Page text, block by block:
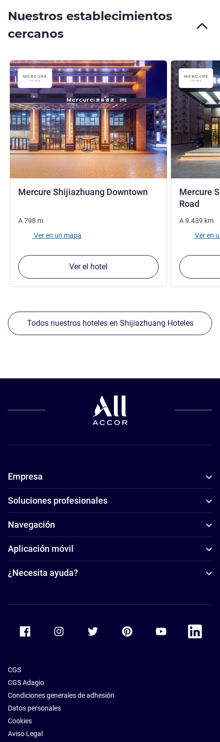
Nuestros establecimientos
cercanos
Mercure Shijiazhuang Downtown 4 estrellas
A798 m
Ver en un mapa
Ver el hotel
Mercure
Road
A9.439 km
Ver en
Todos nuestros hoteles en Shijiazhuang Hoteles
Empresa
Soluciones profesionales
Navegación
Aplicación móvil
¿Necesita ayuda?
Accor Youtube
Accor
CGS
CGS Adagio
Condiciones generales de adhesión
Datos personales
Cookies
Aviso Legal